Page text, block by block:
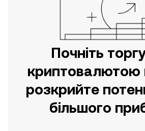
Почніть
криптовалютою
розкрийте
більшого